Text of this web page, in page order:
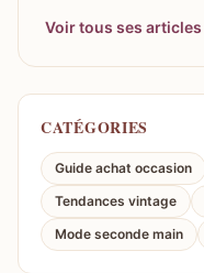
Voir tous ses articles
CATÉGORIES
Guide achat occasion
Tendances vintage
Mode seconde main